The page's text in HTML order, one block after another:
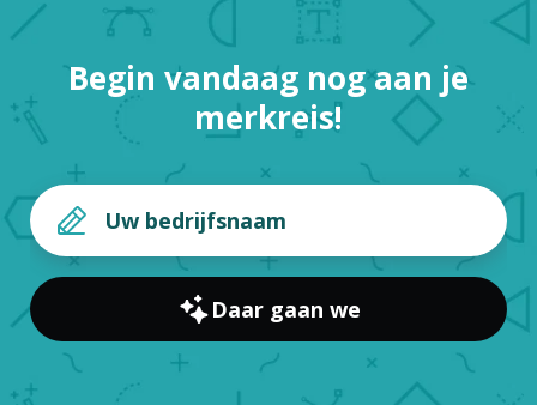
Begin vandaag nog aan je
merkreis!
Daar gaan we